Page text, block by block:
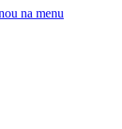
na menu